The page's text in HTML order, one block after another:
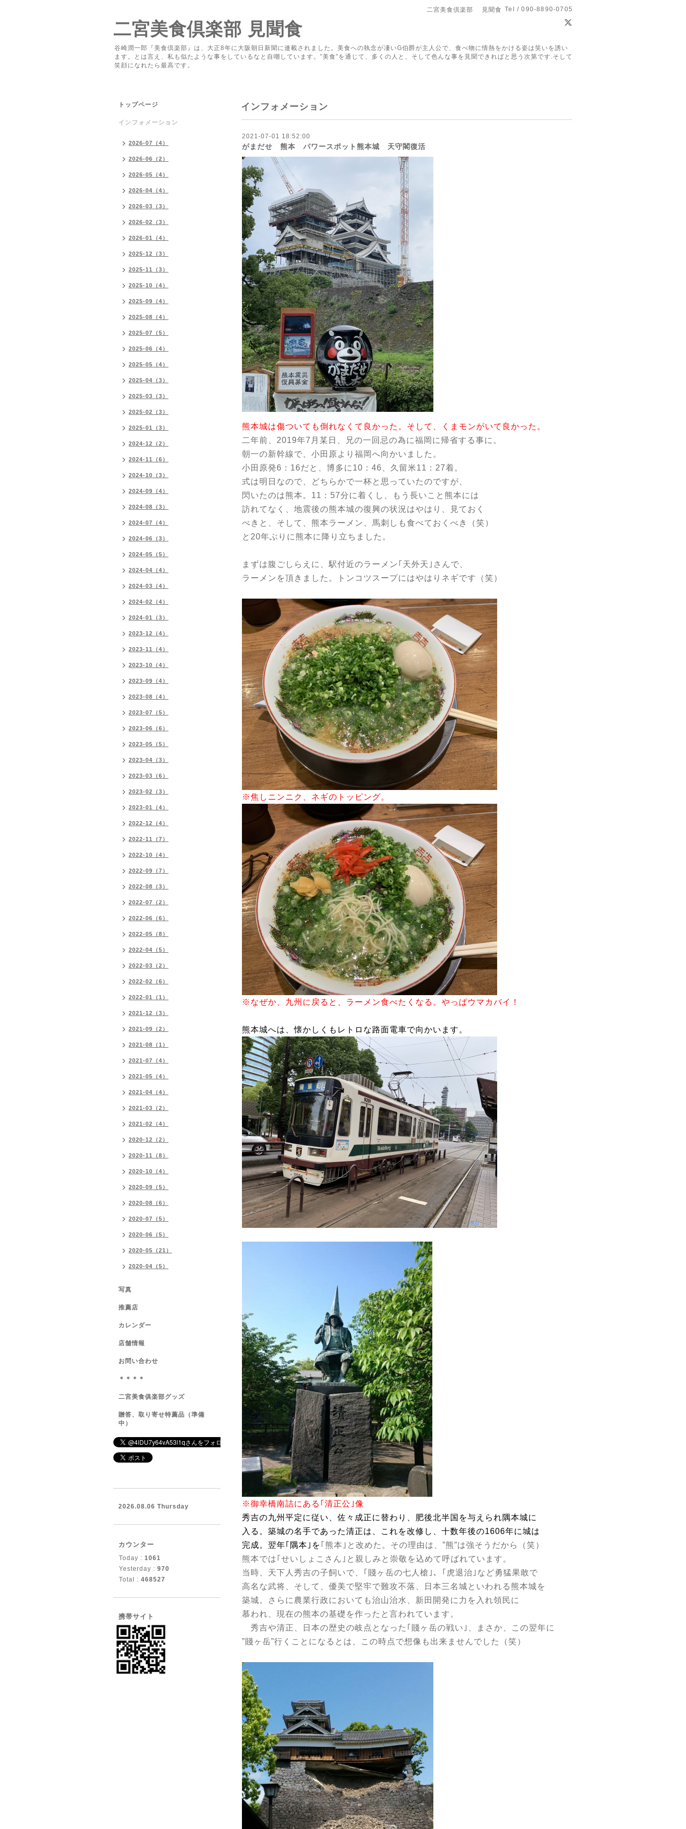
二宮美食倶楽部 見聞食 Tel / 090-8890-0705
二宮美食倶楽部 見聞食
谷崎潤一郎『美食倶楽部』は、大正8年に大阪朝日新聞に連載されました。美食への執念が凄いG伯爵が主人公で、食べ物に情熱をかける姿は笑いを誘い
ます。とは言え、私も似たような事をしているなと自嘲しています。”美食”を通じて、多くの人と、そして色んな事を見聞できればと思う次第です.そして
笑顔になれたら最高です。
インフォメーション
2021-07-01 18:52:00
がまだせ 熊本 パワースポット熊本城 天守閣復活
熊本城は傷ついても倒れなくて良かった。そして、くまモンがいて良かった。
二年前、2019年7月某日、兄の一回忌の為に福岡に帰省する事に。
朝一の新幹線で、小田原より福岡へ向かいました。
小田原発6：16だと、博多に10：46、久留米11：27着。
式は明日なので、どちらかで一杯と思っていたのですが、
閃いたのは熊本。11：57分に着くし、もう長いこと熊本には
訪れてなく、地震後の熊本城の復興の状況はやはり、見ておく
べきと、そして、熊本ラーメン、馬刺しも食べておくべき（笑）
と20年ぶりに熊本に降り立ちました。
まずは腹ごしらえに、駅付近のラーメン｢天外天｣さんで、
ラーメンを頂きました。トンコツスープにはやはりネギです（笑）
※焦しニンニク、ネギのトッピング。
※なぜか、九州に戻ると、ラーメン食べたくなる。やっぱウマカバイ！
熊本城へは、懐かしくもレトロな路面電車で向かいます。
※御幸橋南詰にある｢清正公｣像
秀吉の九州平定に従い、佐々成正に替わり、肥後北半国を与えられ隅本城に
入る。築城の名手であった清正は、これを改修し、十数年後の1606年に城は
完成。翌年｢隅本｣を ｢熊本｣と改めた。その理由は、”熊”は強そうだから（笑）
熊本では｢せいしょこさん｣と親しみと崇敬を込めて呼ばれています。
当時、天下人秀吉の子飼いで、｢賤ヶ岳の七人槍｣、｢虎退治｣など勇猛果敢で
高名な武将、そして、優美で堅牢で難攻不落、日本三名城といわれる熊本城を
築城。さらに農業行政においても治山治水、新田開発に力を入れ領民に
慕われ、現在の熊本の基礎を作ったと言われています。
秀吉や清正、日本の歴史の岐点となった｢賤ヶ岳の戦い｣、まさか、この翌年に
”賤ヶ岳”行くことになるとは、この時点で想像も出来ませんでした（笑）
トップページ
インフォメーション
2026-07（4）
2026-06（2）
2026-05（4）
2026-04（4）
2026-03（3）
2026-02（3）
2026-01（4）
2025-12（3）
2025-11（3）
2025-10（4）
2025-09（4）
2025-08（4）
2025-07（5）
2025-06（4）
2025-05（4）
2025-04（3）
2025-03（3）
2025-02（3）
2025-01（3）
2024-12（2）
2024-11（6）
2024-10（3）
2024-09（4）
2024-08（3）
2024-07（4）
2024-06（3）
2024-05（5）
2024-04（4）
2024-03（4）
2024-02（4）
2024-01（3）
2023-12（4）
2023-11（4）
2023-10（4）
2023-09（4）
2023-08（4）
2023-07（5）
2023-06（6）
2023-05（5）
2023-04（3）
2023-03（6）
2023-02（3）
2023-01（4）
2022-12（4）
2022-11（7）
2022-10（4）
2022-09（7）
2022-08（3）
2022-07（2）
2022-06（6）
2022-05（8）
2022-04（5）
2022-03（2）
2022-02（6）
2022-01（1）
2021-12（3）
2021-09（2）
2021-08（1）
2021-07（4）
2021-05（4）
2021-04（4）
2021-03（2）
2021-02（4）
2020-12（2）
2020-11（8）
2020-10（4）
2020-09（5）
2020-08（6）
2020-07（5）
2020-06（5）
2020-05（21）
2020-04（5）
写真
推薦店
カレンダー
店舗情報
お問い合わせ
＊＊＊＊
二宮美食俱楽部グッズ
贈答、取り寄せ特薦品（準備
中）
2026.08.06 Thursday
カウンター
Today : 1061
Yesterday : 970
Total : 468527
携帯サイト